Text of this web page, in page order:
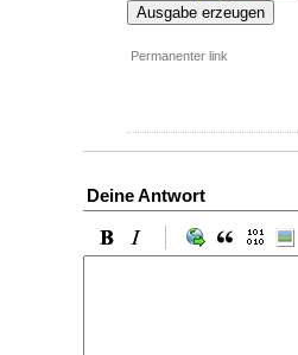
Ausgabe erzeugen
Permanenter link
Deine Antwort